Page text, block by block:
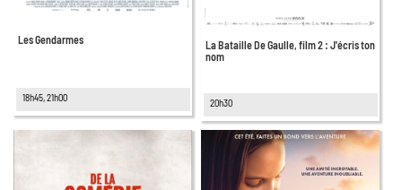
Les Gendarmes
18h45, 21h00
La Bataille De Gaulle, film 2 : J'écris ton
nom
20h30